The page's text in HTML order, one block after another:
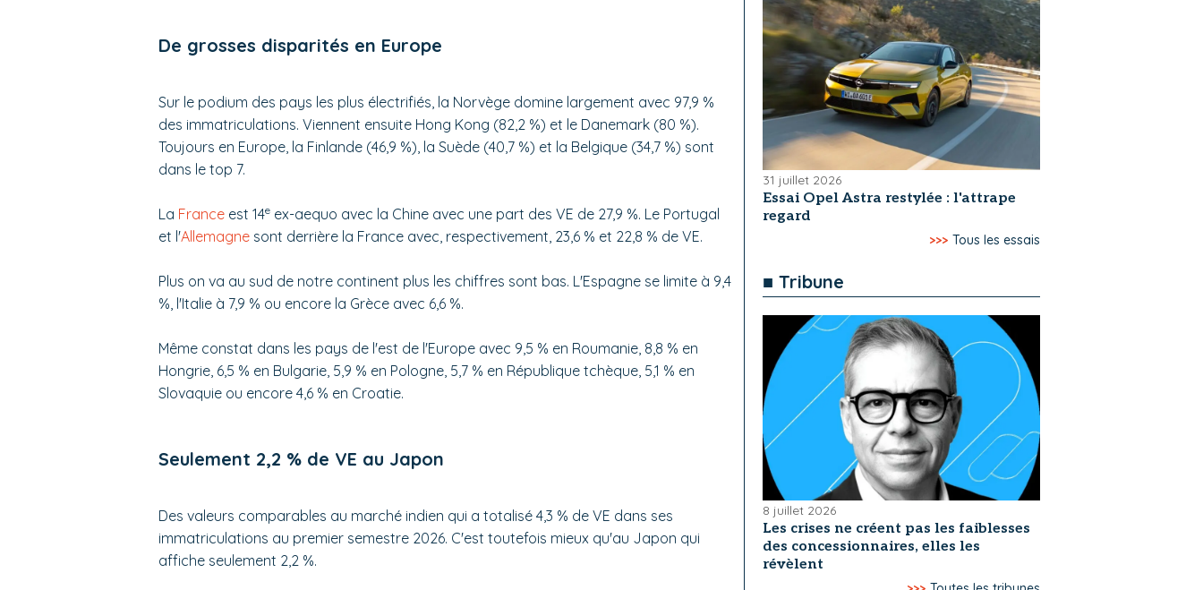
De grosses disparités en Europe
Sur le podium des pays les plus électrifiés, la Norvège domine largement avec 97,9 %
des immatriculations. Viennent ensuite Hong Kong (82,2 %) et le Danemark (80 %).
Toujours en Europe, la Finlande (46,9 %), la Suède (40,7 %) et la Belgique (34,7 %) sont
dans le top 7.
La France est 14e ex-aequo avec la Chine avec une part des VE de 27,9 %. Le Portugal
et l'Allemagne sont derrière la France avec, respectivement, 23,6 % et 22,8 % de VE.
Plus on va au sud de notre continent plus les chiffres sont bas. L'Espagne se limite à 9,4
%, l'Italie à 7,9 % ou encore la Grèce avec 6,6 %.
Même constat dans les pays de l'est de l'Europe avec 9,5 % en Roumanie, 8,8 % en
Hongrie, 6,5 % en Bulgarie, 5,9 % en Pologne, 5,7 % en République tchèque, 5,1 % en
Slovaquie ou encore 4,6 % en Croatie.
Seulement 2,2 % de VE au Japon
Des valeurs comparables au marché indien qui a totalisé 4,3 % de VE dans ses
immatriculations au premier semestre 2026. C'est toutefois mieux qu'au Japon qui
affiche seulement 2,2 %.
31 juillet 2026
Essai Opel Astra restylée : l'attrape
regard
>>> Tous les essais
■ Tribune
8 juillet 2026
Les crises ne créent pas les faiblesses
des concessionnaires, elles les
révèlent